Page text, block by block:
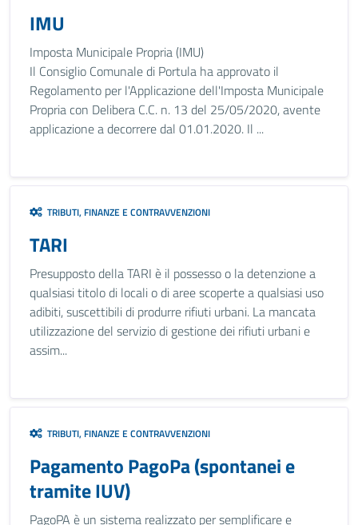
IMU
Imposta Municipale Propria (IMU)
Il Consiglio Comunale di Portula ha approvato il
Regolamento per l'Applicazione dell'Imposta Municipale
Propria con Delibera C.C. n. 13 del 25/05/2020, avente
applicazione a decorrere dal 01.01.2020. Il ...
TRIBUTI, FINANZE E CONTRAVVENZIONI
TARI
Presupposto della TARI è il possesso o la detenzione a
qualsiasi titolo di locali o di aree scoperte a qualsiasi uso
adibiti, suscettibili di produrre rifiuti urbani. La mancata
utilizzazione del servizio di gestione dei rifiuti urbani e
assim...
TRIBUTI, FINANZE E CONTRAVVENZIONI
Pagamento PagoPa (spontanei e
tramite IUV)
PagoPA è un sistema realizzato per semplificare e